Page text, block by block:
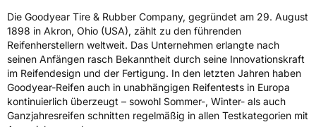
3PMSF / Schneeflockensymbol / Alpine-SymbolNein
EPREL ID1908525
Allgemeine Produktsicherheit (GPSR)
Die Goodyear Tire & Rubber Company, gegründet am 29. August
1898 in Akron, Ohio (USA), zählt zu den führenden
Reifenherstellern weltweit. Das Unternehmen erlangte nach
seinen Anfängen rasch Bekanntheit durch seine Innovationskraft
im Reifendesign und der Fertigung. In den letzten Jahren haben
Goodyear-Reifen auch in unabhängigen Reifentests in Europa
kontinuierlich überzeugt – sowohl Sommer-, Winter- als auch
Ganzjahresreifen schnitten regelmäßig in allen Testkategorien mit